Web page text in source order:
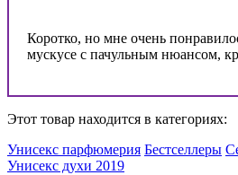
Коротко, но мне очень
мускусе с пачульным нюансом,
Этот товар находится в категориях:
Унисекс парфюмерия Бестселлеры
Унисекс духи 2019